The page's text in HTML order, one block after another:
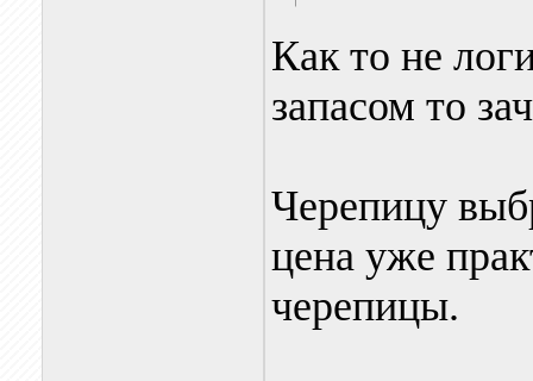
Как то не
запасом то
Черепицу
цена уже
черепицы.